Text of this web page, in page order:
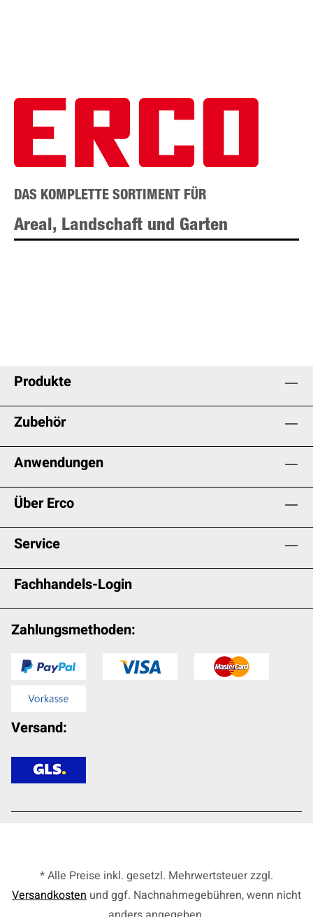
DAS KOMPLETTE SORTIMENT FÜR
Areal, Landschaft und Garten
Produkte
Zubehör
Anwendungen
Über Erco
Service
Fachhandels-Login
Zahlungsmethoden:
Versand:
* Alle Preise inkl. gesetzl. Mehrwertsteuer zzgl.
Versandkosten und ggf. Nachnahmegebühren, wenn nicht